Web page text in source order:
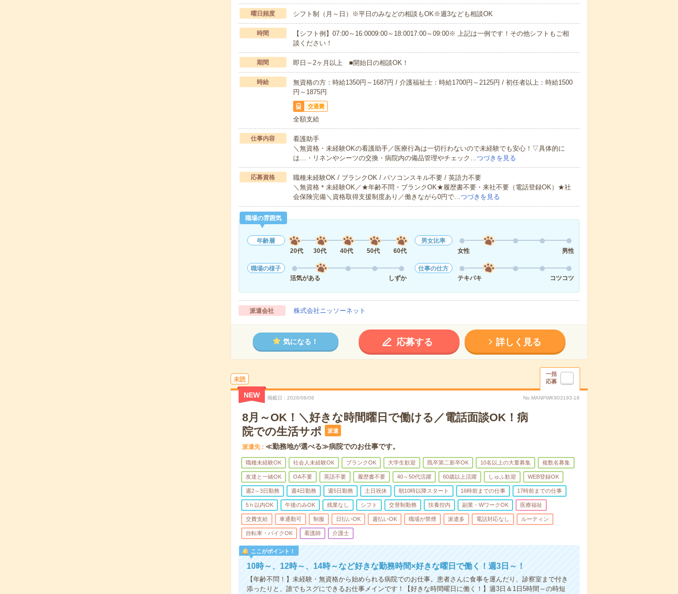
曜日頻度 シフト制（月～日）※平日のみなどの相談もOK※週3なども相談OK
時間
【シフト例】07:00～16:0009:00～18:0017:00～09:00※ 上記は一例です！その他シフトもご相
談ください！
期間 即日～2ヶ月以上 ■開始日の相談OK！
時給
無資格の方：時給1350円～1687円 / 介護福祉士：時給1700円～2125円 / 初任者以上：時給1500
円～1875円
交通費
全額支給
仕事内容
看護助手
＼無資格・未経験OKの看護助手／医療行為は一切行わないので未経験でも安心！▽具体的に
は…・リネンやシーツの交換・病院内の備品管理やチェック…つづきを見る
応募資格
職種未経験OK / ブランクOK / パソコンスキル不要 / 英語力不要
＼無資格＊未経験OK／★年齢不問・ブランクOK★履歴書不要・来社不要（電話登録OK）★社
会保険完備＼資格取得支援制度あり／働きながら0円で…つづきを見る
職場の雰囲気
年齢層
20代
30代 40代 50代 60代
男女比率
女性
男性
職場の様子
活気がある
しずか
仕事の仕方
テキパキ
コツコツ
派遣会社 株式会社ニッソーネット
気になる！ 応募する 詳しく見る
未読
一括
応募
NEW 掲載日 2026/08/06 No.MANPWK903193-18
8月～OK！＼好きな時間曜日で働ける／電話面談OK！病
院での生活サポ
派遣
派遣先 ≪勤務地が選べる≫病院でのお仕事です。
職種未経験OK 社会人未経験OK ブランクOK 大学生歓迎 既卒第二新卒OK 10名以上の大量募集 複数名募集
友達と一緒OK OA不要 英語不要 履歴書不要 40～50代活躍 60歳以上活躍 しゅふ歓迎 WEB登録OK
週2～3日勤務 週4日勤務 週5日勤務 土日祝休 朝10時以降スタート 16時前までの仕事 17時前までの仕事
5ｈ以内OK 午後のみOK 残業なし シフト 交替制勤務 扶養控内 副業・WワークOK 医療福祉
交費支給 車通勤可 制服 日払いOK 週払いOK 職場が禁煙 派遣多 電話対応なし ルーティン
自転車・バイクOK 看護師 介護士
ここがポイント！
10時～、12時～、14時～など好きな勤務時間×好きな曜日で働く！週3日～！
【年齢不問！】未経験・無資格から始められる病院でのお仕事。患者さんに食事を運んだり、診察室まで付き
添ったりと、誰でもスグにできるお仕事メインです！【好きな時間曜日に働く！】週3日＆1日5時間～の時短